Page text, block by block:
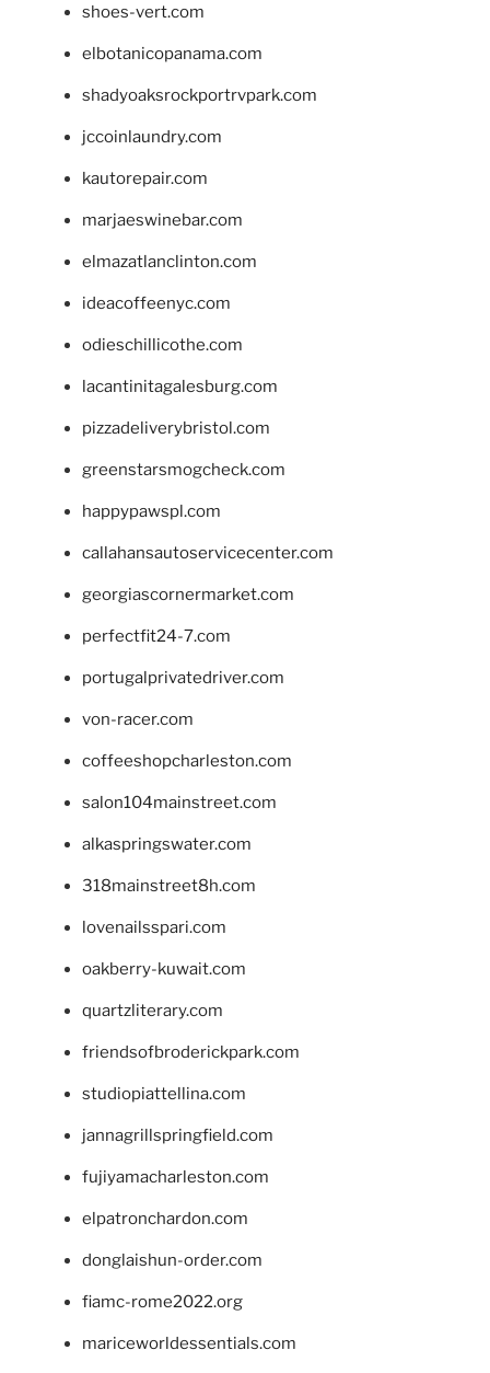
shoes-vert.com
elbotanicopanama.com
shadyoaksrockportrvpark.com
jccoinlaundry.com
kautorepair.com
marjaeswinebar.com
elmazatlanclinton.com
ideacoffeenyc.com
odieschillicothe.com
lacantinitagalesburg.com
pizzadeliverybristol.com
greenstarsmogcheck.com
happypawspl.com
callahansautoservicecenter.com
georgiascornermarket.com
perfectfit24-7.com
portugalprivatedriver.com
von-racer.com
coffeeshopcharleston.com
salon104mainstreet.com
alkaspringswater.com
318mainstreet8h.com
lovenailsspari.com
oakberry-kuwait.com
quartzliterary.com
friendsofbroderickpark.com
studiopiattellina.com
jannagrillspringfield.com
fujiyamacharleston.com
elpatronchardon.com
donglaishun-order.com
fiamc-rome2022.org
mariceworldessentials.com